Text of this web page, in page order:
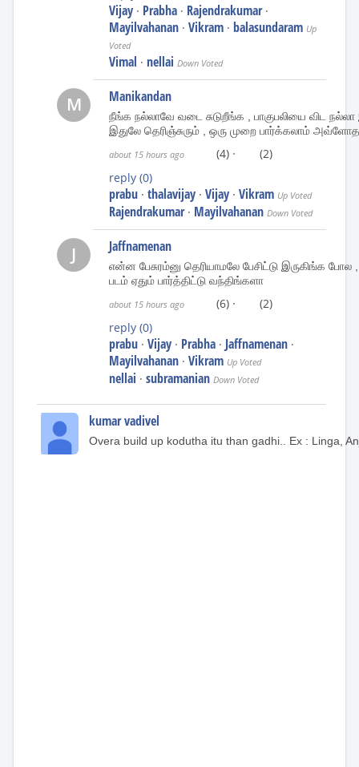
Vijay · Prabha · Rajendrakumar·
Mayilvahanan · Vikram · balasundaram Up
Voted
Vimal · nellai Down Voted
M Manikandan
நீங்க நல்லாவே வடை சுடுறீங்க , பாகுபலியை விட
இதுலே தெரிஞ்சுரும் , ஒரு முறை பார்க்கலாம்
about 15 hours ago (4) ·
(2)
reply (0)
prabu · thalavijay · Vijay · Vikram Up Voted
Rajendrakumar· Mayilvahanan Down Voted
J Jaffnamenan
என்ன பேசுரம்னு தெரியாமலே பேசிட்டு இருகிங்க
படம் ஏதும் பார்த்திட்டு வந்திங்களா
about 15 hours ago (6) ·
(2)
reply (0)
prabu · Vijay · Prabha · Jaffnamenan ·
Mayilvahanan · Vikram Up Voted
nellai · subramanian Down Voted
kumar vadivel
Overa build up kodutha itu than gadhi.. Ex : Linga,